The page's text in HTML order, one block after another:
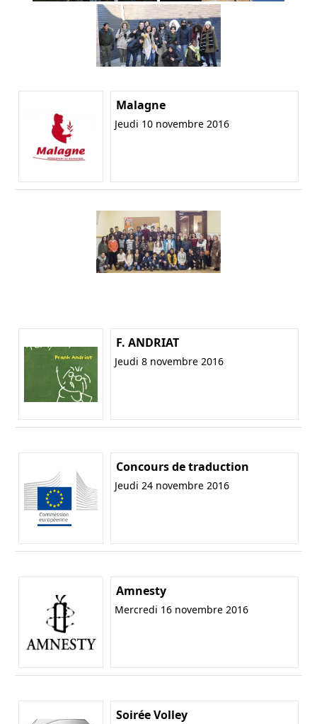
Malagne
Jeudi 10 novembre 2016
F. ANDRIAT
Jeudi 8 novembre 2016
Concours de traduction
Jeudi 24 novembre 2016
Amnesty
Mercredi 16 novembre 2016
Soirée Volley